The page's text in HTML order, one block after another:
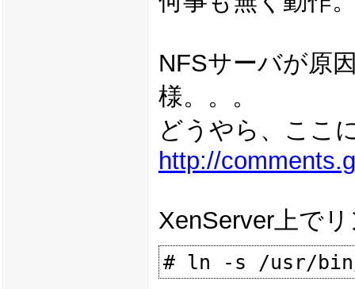
NFSサーバが原
様。。。
どうやら、ここ
http://
XenServer上で